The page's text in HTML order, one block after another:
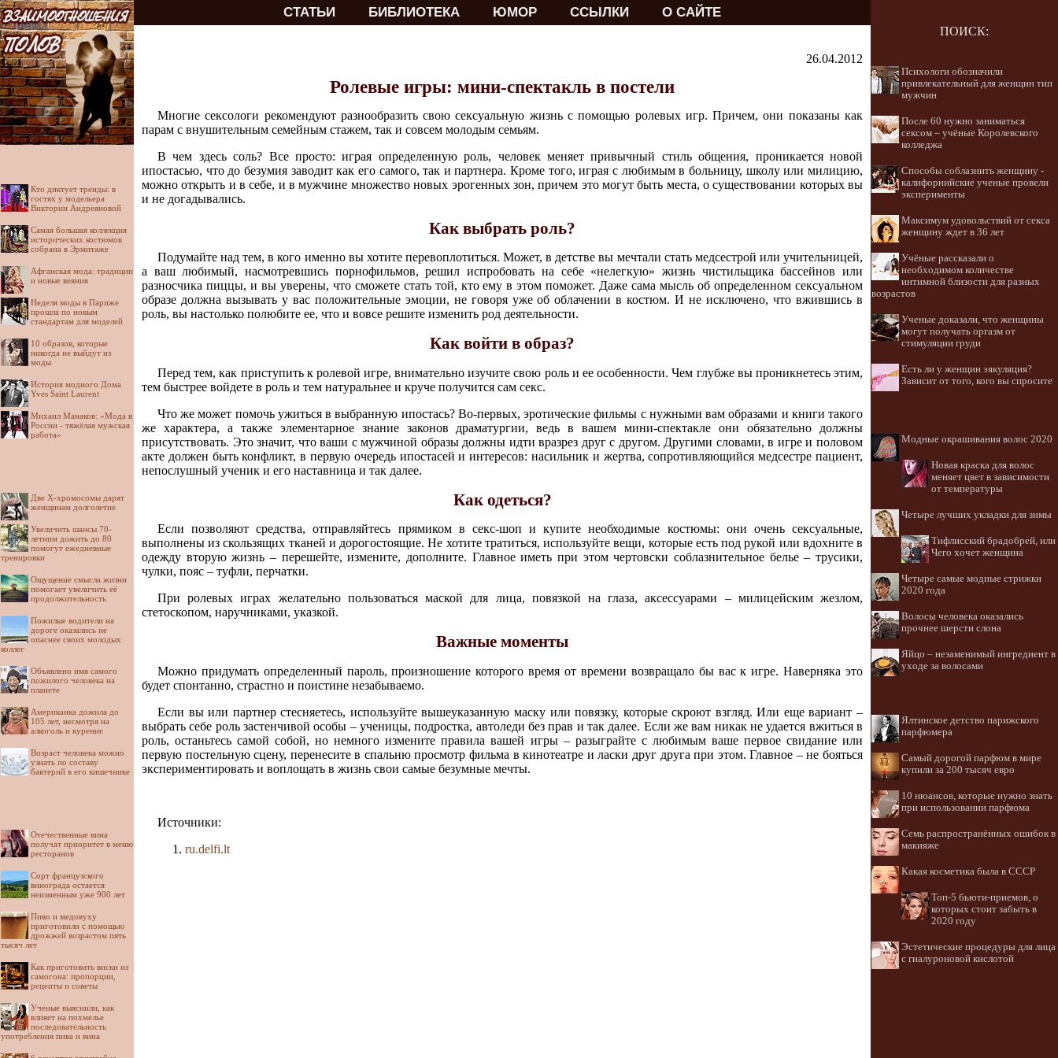
СТАТЬИ БИБЛИОТЕКА ЮМОР ССЫЛКИ О САЙТЕ
Кто диктует тренды: в
гостях у модельера
Виктории Андреяновой
Самая большая коллекция
исторических костюмов
собрана в Эрмитаже
Афганская мода: традиции
и новые веяния
Неделя моды в Париже
прошла по новым
стандартам для моделей
10 образов, которые
никогда не выйдут из
моды
История модного Дома
Yves Saint Laurent
Михаил Манаков: «Мода в
России - тяжёлая мужская
работа»
Две Х-хромосомы дарят
женщинам долголетие
Увеличить шансы 70-
летним дожить до 80
помогут ежедневные
тренировки
Ощущение смысла жизни
помогает увеличить её
продолжительность
Пожилые водители на
дороге оказались не
опаснее своих молодых
коллег
Объявлено имя самого
пожилого человека на
планете
Американка дожила до
105 лет, несмотря на
алкоголь и курение
Возраст человека можно
узнать по составу
бактерий в его кишечнике
Отечественные вина
получат приоритет в меню
ресторанов
Сорт французского
винограда остается
неизменным уже 900 лет
Пиво и медовуху
приготовили с помощью
дрожжей возрастом пять
тысяч лет
Как приготовить виски из
самогона: пропорции,
рецепты и советы
Ученые выяснили, как
влияет на похмелье
последовательность
употребления пива и вина
26.04.2012
Ролевые игры: мини-спектакль в постели
Многие сексологи рекомендуют разнообразить свою сексуальную жизнь с помощью ролевых игр. Причем, они показаны как
парам с внушительным семейным стажем, так и совсем молодым семьям.
В чем здесь соль? Все просто: играя определенную роль, человек меняет привычный стиль общения, проникается новой
ипостасью, что до безумия заводит как его самого, так и партнера. Кроме того, играя с любимым в больницу, школу или милицию,
можно открыть и в себе, и в мужчине множество новых эрогенных зон, причем это могут быть места, о существовании которых вы
и не догадывались.
Как выбрать роль?
Подумайте над тем, в кого именно вы хотите перевоплотиться. Может, в детстве вы мечтали стать медсестрой или учительницей,
а ваш любимый, насмотревшись порнофильмов, решил испробовать на себе «нелегкую» жизнь чистильщика бассейнов или
разносчика пиццы, и вы уверены, что сможете стать той, кто ему в этом поможет. Даже сама мысль об определенном сексуальном
образе должна вызывать у вас положительные эмоции, не говоря уже об облачении в костюм. И не исключено, что вжившись в
роль, вы настолько полюбите ее, что и вовсе решите изменить род деятельности.
Как войти в образ?
Перед тем, как приступить к ролевой игре, внимательно изучите свою роль и ее особенности. Чем глубже вы проникнетесь этим,
тем быстрее войдете в роль и тем натуральнее и круче получится сам секс.
Что же может помочь ужиться в выбранную ипостась? Во-первых, эротические фильмы с нужными вам образами и книги такого
же характера, а также элементарное знание законов драматургии, ведь в вашем мини-спектакле они обязательно должны
присутствовать. Это значит, что ваши с мужчиной образы должны идти вразрез друг с другом. Другими словами, в игре и половом
акте должен быть конфликт, в первую очередь ипостасей и интересов: насильник и жертва, сопротивляющийся медсестре пациент,
непослушный ученик и его наставница и так далее.
Как одеться?
Если позволяют средства, отправляйтесь прямиком в секс-шоп и купите необходимые костюмы: они очень сексуальные,
выполнены из скользящих тканей и дорогостоящие. Не хотите тратиться, используйте вещи, которые есть под рукой или вдохните в
одежду вторую жизнь – перешейте, измените, дополните. Главное иметь при этом чертовски соблазнительное белье – трусики,
чулки, пояс – туфли, перчатки.
При ролевых играх желательно пользоваться маской для лица, повязкой на глаза, аксессуарами – милицейским жезлом,
стетоскопом, наручниками, указкой.
Важные моменты
Можно придумать определенный пароль, произношение которого время от времени возвращало бы вас к игре. Наверняка это
будет спонтанно, страстно и поистине незабываемо.
Если вы или партнер стесняетесь, используйте вышеуказанную маску или повязку, которые скроют взгляд. Или еще вариант –
выбрать себе роль застенчивой особы – ученицы, подростка, автоледи без прав и так далее. Если же вам никак не удается вжиться в
роль, останьтесь самой собой, но немного измените правила вашей игры – разыграйте с любимым ваше первое свидание или
первую постельную сцену, перенесите в спальню просмотр фильма в кинотеатре и ласки друг друга при этом. Главное – не бояться
экспериментировать и воплощать в жизнь свои самые безумные мечты.
Источники:
ru.delfi.lt
ПОИСК:
Психологи обозначили
привлекательный для женщин тип
мужчин
После 60 нужно заниматься
сексом – учёные Королевского
колледжа
Способы соблазнить женщину -
калифорнийские ученые провели
эксперименты
Максимум удовольствий от секса
женщину ждет в 36 лет
Учёные рассказали о
необходимом количестве
интимной близости для разных
возрастов
Ученые доказали, что женщины
могут получать оргазм от
стимуляции груди
Есть ли у женщин эякуляция?
Зависит от того, кого вы спросите
Модные окрашивания волос 2020
Новая краска для волос
меняет цвет в зависимости
от температуры
Четыре лучших укладки для зимы
Тифлисский брадобрей, или
Чего хочет женщина
Четыре самые модные стрижки
2020 года
Волосы человека оказались
прочнее шерсти слона
Яйцо – незаменимый ингредиент в
уходе за волосами
Ялтинское детство парижского
парфюмера
Самый дорогой парфюм в мире
купили за 200 тысяч евро
10 нюансов, которые нужно знать
при использовании парфюма
Семь распространённых ошибок в
макияже
Какая косметика была в СССР
Топ-5 бьюти-приемов, о
которых стоит забыть в
2020 году
Эстетические процедуры для лица
с гиалуроновой кислотой